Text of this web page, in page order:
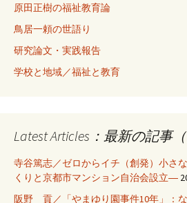
原田正樹の福祉教育論
鳥居一頼の世語り
研究論文・実践報告
学校と地域／福祉と教育
Latest Articles：最新の記事
寺谷篤志／ゼロからイチ（創発）小さ
くりと京都市マンション自治会設立―
阪野 貢／「やまゆり園事件10年」：